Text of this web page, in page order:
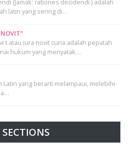
(Jamak: rationes decidendi ) adalah
latin yang sering di…
t atau iura novit curia adalah pepatah
hukum yang menyatak…
Latin yang berarti melampaui, melebihi
SECTIONS